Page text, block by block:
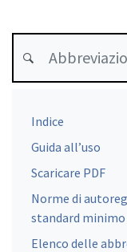
Indice
Guida all’uso
Scaricare PDF
Norme di
standard minimo
Elenco delle